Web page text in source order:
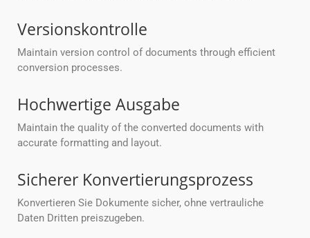
Versionskontrolle
Maintain version control of documents through efficient
conversion processes.
Hochwertige Ausgabe
Maintain the quality of the converted documents with
accurate formatting and layout.
Sicherer Konvertierungsprozess
Konvertieren Sie Dokumente sicher, ohne vertrauliche
Daten Dritten preiszugeben.